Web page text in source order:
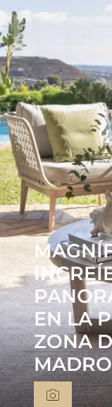
EN LA
ZONA